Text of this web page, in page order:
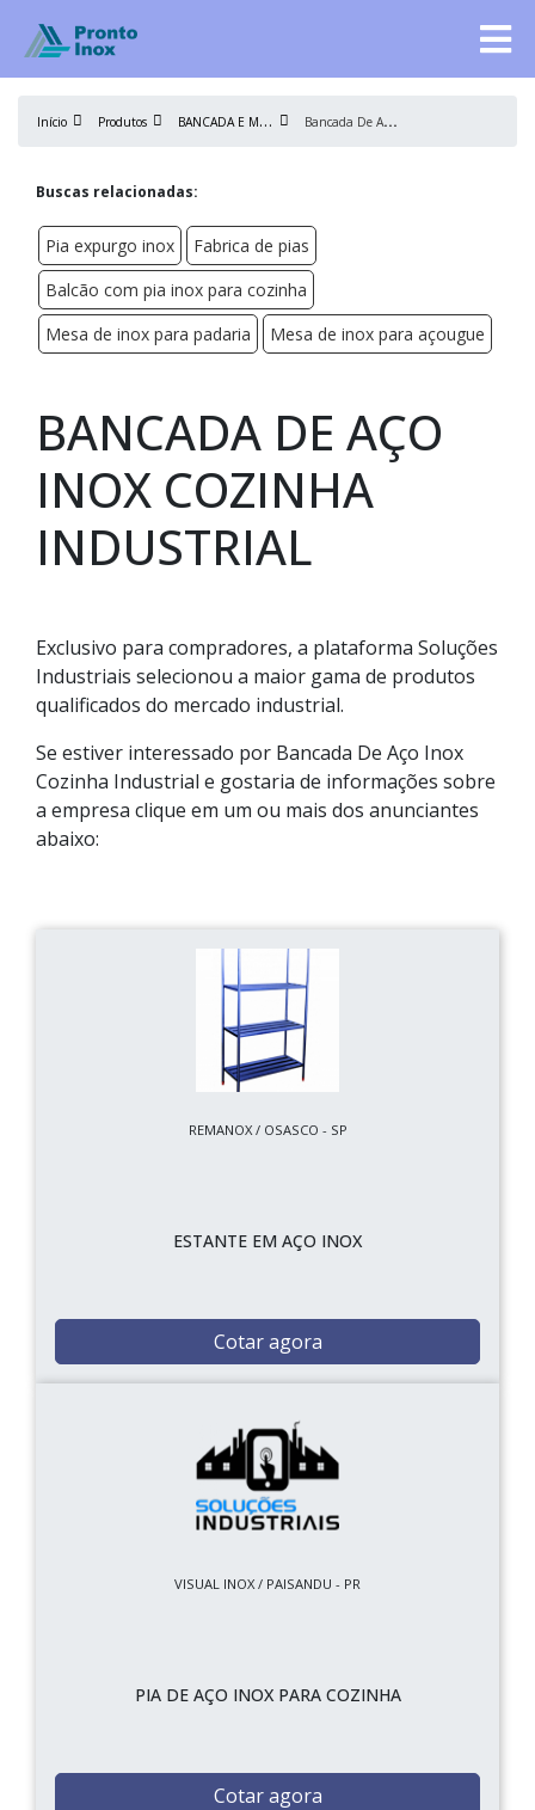
Início Produtos B
ANCADA E MESA DE AÇO INOX B
ancada De Aço Inox Cozinha Industrial
Buscas relacionadas:
Pia expurgo inox
Fabrica de pias
Balcão com pia inox para cozinha
Mesa de inox para padaria
Mesa de inox para açougue
BANCADA DE AÇO
INOX COZINHA
INDUSTRIAL
Exclusivo para compradores, a plataforma Soluções
Industriais selecionou a maior gama de produtos
qualificados do mercado industrial.
Se estiver interessado por Bancada De Aço Inox
Cozinha Industrial e gostaria de informações sobre
a empresa clique em um ou mais dos anunciantes
abaixo:
REMANOX / OSASCO - SP
ESTANTE EM AÇO INOX
Cotar agora
VISUAL INOX / PAISANDU - PR
PIA DE AÇO INOX PARA COZINHA
Cotar agora